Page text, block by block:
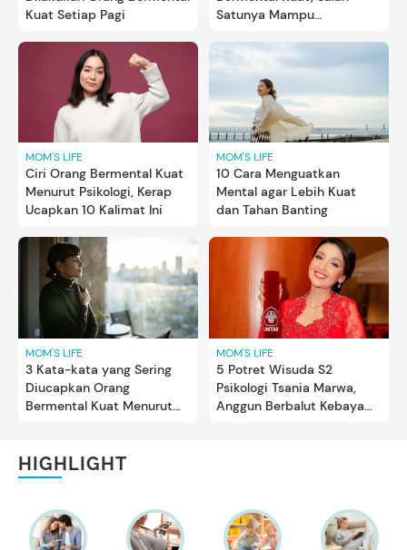
Kuat Setiap Pagi
Satunya Mampu
MOM'S LIFE
Ciri Orang Bermental Kuat
Menurut Psikologi, Kerap
Ucapkan 10 Kalimat Ini
MOM'S LIFE
10 Cara Menguatkan
Mental agar Lebih Kuat
dan Tahan Banting
MOM'S LIFE
3 Kata-kata yang Sering
Diucapkan Orang
Bermental Kuat Menurut
MOM'S LIFE
5 Potret Wisuda S2
Psikologi Tsania Marwa,
Anggun Berbalut Kebaya
HIGHLIGHT